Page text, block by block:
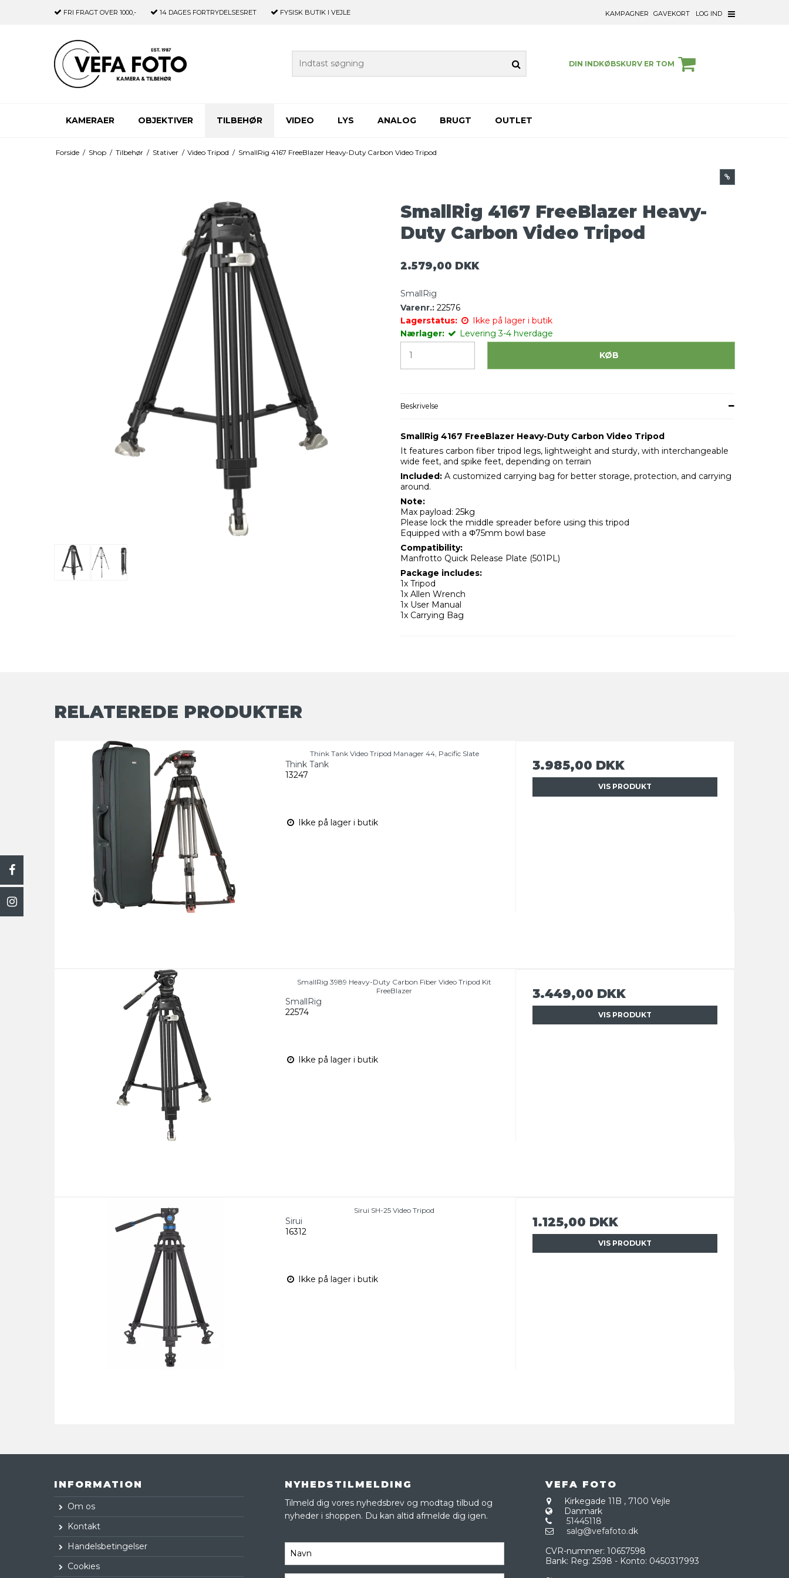
FRI FRAGT OVER 1000,- 14 DAGES FORTRYDELSESRET FYSISK BUTIK I VEJLE KAMPAGNER GAVEKORT LOG IND
DIN INDKØBSKURV ER TOM
KAMERAER OBJEKTIVER TILBEHØR VIDEO LYS ANALOG BRUGT OUTLET
Forside / Shop / Tilbehør / Stativer / Video Tripod / SmallRig 4167 FreeBlazer Heavy-Duty Carbon Video Tripod
SmallRig 4167 FreeBlazer Heavy-
Duty Carbon Video Tripod
2.579,00 DKK
SmallRig
Varenr.: 22576
Lagerstatus:
Ikke på lager i butik
Nærlager:
Levering 3-4 hverdage
KØB
Beskrivelse
SmallRig 4167 FreeBlazer Heavy-Duty Carbon Video Tripod
It features carbon fiber tripod legs, lightweight and sturdy, with interchangeable
wide feet, and spike feet, depending on terrain
Included: A customized carrying bag for better storage, protection, and carrying
around.
Note:
Max payload: 25kg
Please lock the middle spreader before using this tripod
Equipped with a Φ75mm bowl base
Compatibility:
Manfrotto Quick Release Plate (501PL)
Package includes:
1x Tripod
1x Allen Wrench
1x User Manual
1x Carrying Bag
RELATEREDE PRODUKTER
Think Tank Video Tripod Manager 44, Pacific Slate
Think Tank
13247
Ikke på lager i butik
3.985,00 DKK
VIS PRODUKT
SmallRig 3989 Heavy-Duty Carbon Fiber Video Tripod Kit
FreeBlazer
SmallRig
22574
Ikke på lager i butik
3.449,00 DKK
VIS PRODUKT
Sirui SH-25 Video Tripod
Sirui
16312
Ikke på lager i butik
1.125,00 DKK
VIS PRODUKT
INFORMATION
Om os
Kontakt
Handelsbetingelser
Cookies
NYHEDSTILMELDING
Tilmeld dig vores nyhedsbrev og modtag tilbud og
nyheder i shoppen. Du kan altid afmelde dig igen.
VEFA FOTO
Kirkegade 11B ,7100 Vejle
Danmark
51445118
salg@vefafoto.dk
CVR-nummer: 10657598
Bank: Reg: 2598 - Konto: 0450317993